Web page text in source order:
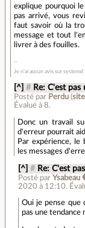
explique pourquoi
pas arrivé, vous
faut savoir où la
message et tout
livrer à des fouilles.
Je n’ai aucun avis sur systemd
[^] # Re: C'est
Posté par Perdu (
Évalué à8.
Donc un travail
d'erreur pourrait
Par expérience, le
les messages
[^] # Re: C'est
Posté par Ysabeau
2020 à 12:10.
Oui je pense que
pas une tendance